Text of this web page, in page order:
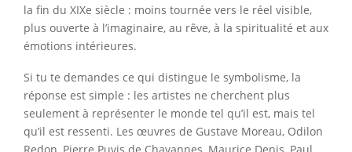
la fin du XIXe siècle : moins tournée vers le réel visible,
plus ouverte à l’imaginaire, au rêve, à la spiritualité et aux
émotions intérieures.
Si tu te demandes ce qui distingue le symbolisme, la
réponse est simple : les artistes ne cherchent plus
seulement à représenter le monde tel qu’il est, mais tel
qu’il est ressenti. Les œuvres de Gustave Moreau, Odilon